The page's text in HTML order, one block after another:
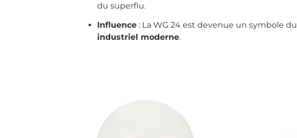
du superflu.
Influence : La WG 24 est devenue un symbole du
industriel moderne.